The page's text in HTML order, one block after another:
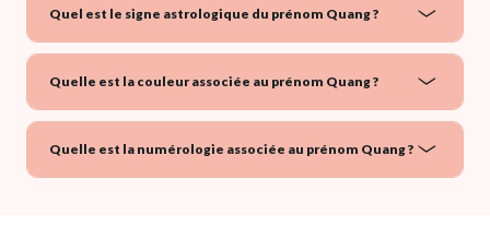
Quel est le signe astrologique du prénom Quang ?
Quelle est la couleur associée au prénom Quang ?
Quelle est la numérologie associée au prénom Quang ?